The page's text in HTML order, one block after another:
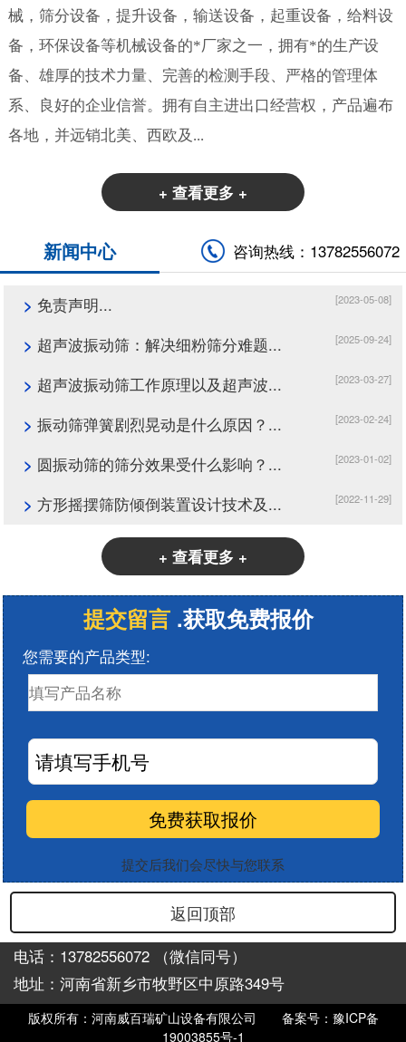
械，筛分设备，提升设备，输送设备，起重设备，给料设
备，环保设备等机械设备的*厂家之一，拥有*的生产设
备、雄厚的技术力量、完善的检测手段、严格的管理体
系、良好的企业信誉。拥有自主进出口经营权，产品遍布
各地，并远销北美、西欧及...
+ 查看更多 +
咨询热线：13782556072
新闻中心
[2023-05-08]
> 免责声明...
[2025-09-24]
> 超声波振动筛：解决细粉筛分难题...
[2023-03-27]
> 超声波振动筛工作原理以及超声波...
[2023-02-24]
> 振动筛弹簧剧烈晃动是什么原因？...
[2023-01-02]
> 圆振动筛的筛分效果受什么影响？...
[2022-11-29]
> 方形摇摆筛防倾倒装置设计技术及...
+ 查看更多 +
提交留言 .获取免费报价
您需要的产品类型:
提交后我们会尽快与您联系
返回顶部
电话：13782556072 （微信同号）
地址：河南省新乡市牧野区中原路349号
版权所有：河南威百瑞矿山设备有限公司 备案号：豫ICP备
19003855号-1